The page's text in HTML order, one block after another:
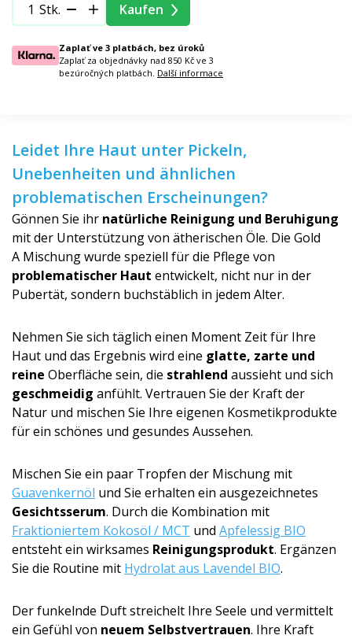
Stk.
Kaufen
Zaplať ve 3 platbách, bez úroků
Zaplať za objednávky nad 850 Kč ve 3
bezúročných platbách. Další informace
Leidet Ihre Haut unter Pickeln,
Unebenheiten und ähnlichen
problematischen Erscheinungen?
Gönnen Sie ihr natürliche Reinigung und Beruhigung
mit der Unterstützung von ätherischen Öle. Die Gold
A Mischung wurde speziell für die Pflege von
problematischer Haut entwickelt, nicht nur in der
Pubertät, sondern buchstäblich in jedem Alter.
Nehmen Sie sich täglich einen Moment Zeit für Ihre
Haut und das Ergebnis wird eine glatte, zarte und
reine Oberfläche sein, die strahlend aussieht und sich
geschmeidig anfühlt. Vertrauen Sie der Kraft der
Natur und mischen Sie Ihre eigenen Kosmetikprodukte
für ein schönes und gesundes Aussehen.
Mischen Sie ein paar Tropfen der Mischung mit
Guavenkernöl und Sie erhalten ein ausgezeichnetes
Gesichtsserum. Durch die Kombination mit
Fraktioniertem Kokosöl / MCT und Apfelessig BIO
entsteht ein wirksames Reinigungspro­dukt. Ergänzen
Sie die Routine mit Hydrolat aus Lavendel BIO.
Der funkelnde Duft streichelt Ihre Seele und vermittelt
ein Gefühl von neuem Selbstvertrauen. Ihre Kraft